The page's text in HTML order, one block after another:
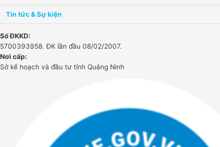
Tin tức & Sự kiện
Số ĐKKD:
5700393958. ĐK lần đầu 08/02/2007.
Nơi cấp:
Sở kế hoạch và đầu tư tỉnh Quảng Ninh